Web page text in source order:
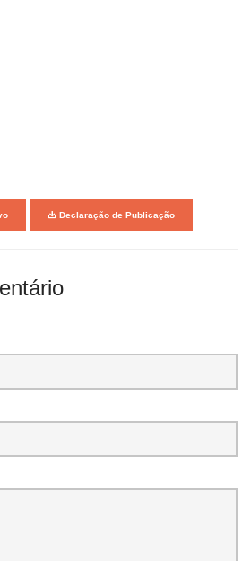
Declaração de Publicação